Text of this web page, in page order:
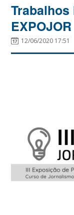
EXPOJOR
12/06/2020 17:51